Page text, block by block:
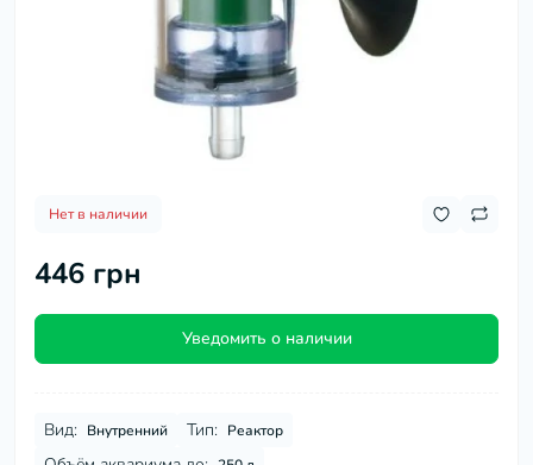
Нет в наличии
446 грн
Уведомить о наличии
Вид: Внутренний Тип: Реактор